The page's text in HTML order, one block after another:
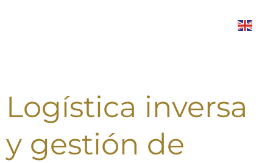
Logística inversa
y gestión de